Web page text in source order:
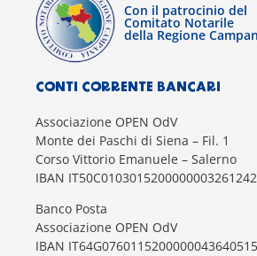
Con il patrocinio del
Comitato Notarile
della Regione
CONTI CORRENTE BANCARI
Associazione OPEN OdV
Monte dei Paschi di Siena – Fil. 1
Corso Vittorio Emanuele – Salerno
IBAN IT50C0103015200000003261242
Banco Posta
Associazione OPEN OdV
IBAN IT64G0760115200000043640515